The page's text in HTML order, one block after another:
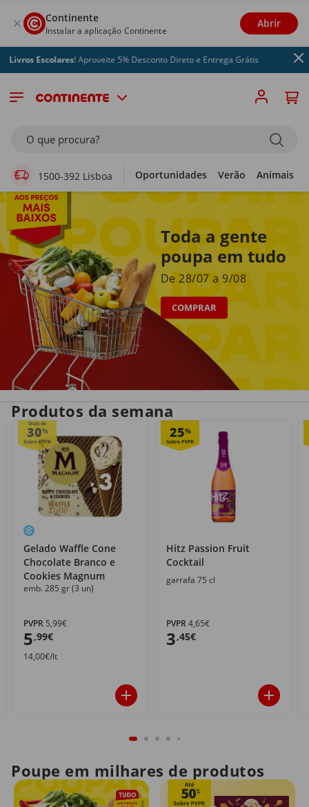
Continente
Instalar a aplicação Continente
Abrir
! Aproveite 5% Desconto Direto e Entrega Grátis
O que procura?
1500-392 Lisboa Oportunidades Verão Animais
Supermercado Online
Toda a gente
poupa em tudo
De 28/07 a 9/08
COMPRAR
Entrega em casa
no próprio dia
Recolha grátis
com o Click&Go
Produtos da semana
Mais de
30%
Gelado Waffle Cone
Chocolate Branco e
Cookies Magnum
emb. 285 gr (3 un)
PVPR 5,99€
5,99€
14,00€/lt
25%
Hitz Passion Fruit
Cocktail
garrafa 75 cl
PVPR4,65€
3,45€
Poupe em milhares de produtos